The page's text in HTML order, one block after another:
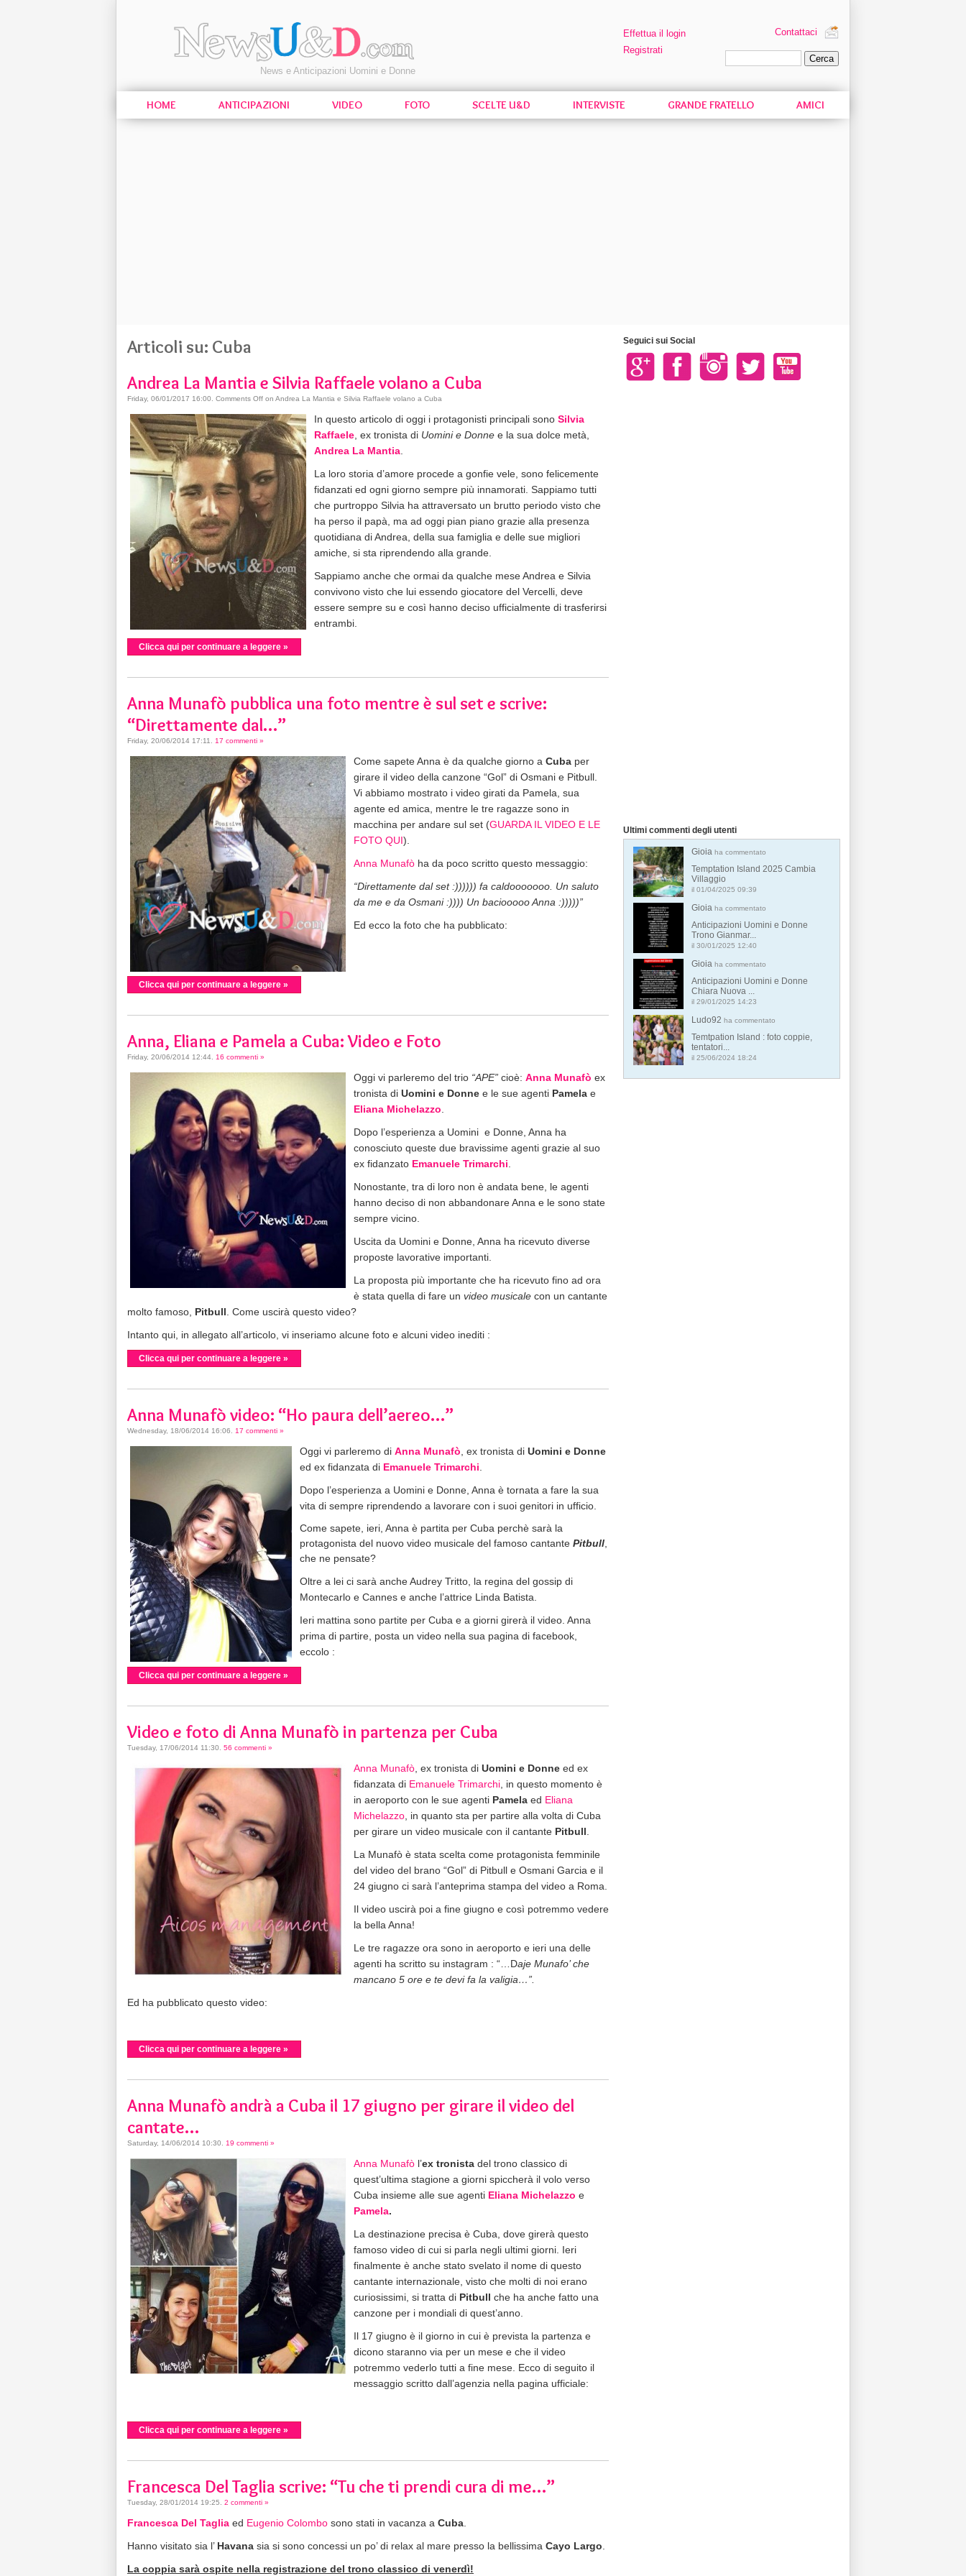
News e Anticipazioni Uomini e Donne
Effettua il login
Registrati
Contattaci
HOME ANTICIPAZIONI VIDEO FOTO SCELTE U&D INTERVISTE GRANDE FRATELLO AMICI
Articoli su: Cuba
Andrea La Mantia e Silvia Raffaele volano a Cuba
Friday, 06/01/2017 16:00 Comments Off on Andrea La Mantia e Silvia Raffaele volano a Cuba
In questo articolo di oggi i protagonisti principali sono Silvia
Raffaele , ex tronista di Uomini e Donne e la sua dolce metà,
Andrea La Mantia
La loro storia d’amore procede a gonfie vele, sono felicemente
fidanzati ed ogni giorno sempre più innamorati. Sappiamo tutti
che purtroppo Silvia ha attraversato un brutto periodo visto che
ha perso il papà, ma ad oggi pian piano grazie alla presenza
quotidiana di Andrea, della sua famiglia e delle sue migliori
amiche, si sta riprendendo alla grande.
Sappiamo anche che ormai da qualche mese Andrea e Silvia
convivono visto che lui essendo giocatore del Vercelli, deve
essere sempre su e così hanno deciso ufficialmente di trasferirsi
entrambi.
Clicca qui per continuare a leggere »
Anna Munafò pubblica una foto mentre è sul set e scrive:
“Direttamente dal…”
Friday, 20/06/2014 17:11 17 commenti »
Come sapete Anna è da qualche giorno a Cuba per
girare il video della canzone “Gol” di Osmani e Pitbull.
Vi abbiamo mostrato i video girati da Pamela, sua
agente ed amica, mentre le tre ragazze sono in
macchina per andare sul set (GUARDA IL VIDEO E LE
FOTO QUI).
Anna Munafò ha da poco scritto questo messaggio:
“Direttamente dal set :)))))) fa caldooooooo. Un saluto
da me e da Osmani :)))) Un baciooooo Anna :)))))”
Ed ecco la foto che ha pubblicato:
Clicca qui per continuare a leggere »
Anna, Eliana e Pamela a Cuba: Video e Foto
Friday, 20/06/2014 12:44 16 commenti »
Oggi vi parleremo del trio “APE” cioè: Anna Munafò ex
tronista di Uomini e Donne e le sue agenti Pamela e
Eliana Michelazzo
Dopo l’esperienza a Uomini e Donne, Anna ha
conosciuto queste due bravissime agenti grazie al suo
ex fidanzato Emanuele Trimarchi
Nonostante, tra di loro non è andata bene, le agenti
hanno deciso di non abbandonare Anna e le sono state
sempre vicino.
Uscita da Uomini e Donne, Anna ha ricevuto diverse
proposte lavorative importanti.
La proposta più importante che ha ricevuto fino ad ora
è stata quella di fare un video musicale con un cantante
molto famoso, Pitbull . Come uscirà questo video?
Intanto qui, in allegato all’articolo, vi inseriamo alcune foto e alcuni video inediti :
Clicca qui per continuare a leggere »
Anna Munafò video: “Ho paura dell’aereo…”
Wednesday, 18/06/2014 16:06 17 commenti »
Oggi vi parleremo di Anna Munafò , ex tronista di Uomini e Donne
ed ex fidanzata di Emanuele Trimarchi
Dopo l’esperienza a Uomini e Donne, Anna è tornata a fare la sua
vita di sempre riprendendo a lavorare con i suoi genitori in ufficio.
Come sapete, ieri, Anna è partita per Cuba perchè sarà la
protagonista del nuovo video musicale del famoso cantante Pitbull
che ne pensate?
Oltre a lei ci sarà anche Audrey Tritto, la regina del gossip di
Montecarlo e Cannes e anche l’attrice Linda Batista.
Ieri mattina sono partite per Cuba e a giorni girerà il video. Anna
prima di partire, posta un video nella sua pagina di facebook,
eccolo :
Clicca qui per continuare a leggere »
Video e foto di Anna Munafò in partenza per Cuba
Tuesday, 17/06/2014 11:30 56 commenti »
Anna Munafò , ex tronista di Uomini e Donne ed ex
fidanzata di Emanuele Trimarchi , in questo momento è
in aeroporto con le sue agenti Pamela ed Eliana
Michelazzo , in quanto sta per partire alla volta di Cuba
per girare un video musicale con il cantante Pitbull
La Munafò è stata scelta come protagonista femminile
del video del brano “Gol” di Pitbull e Osmani Garcia e il
24 giugno ci sarà l’anteprima stampa del video a Roma.
Il video uscirà poi a fine giugno e così potremmo vedere
la bella Anna!
Le tre ragazze ora sono in aeroporto e ieri una delle
agenti ha scritto su instagram : “…Daje Munafo’ che
mancano 5 ore e te devi fa la valigia…”.
Ed ha pubblicato questo video:
Clicca qui per continuare a leggere »
Anna Munafò andrà a Cuba il 17 giugno per girare il video del
cantate…
Saturday, 14/06/2014 10:30 19 commenti »
Anna Munafò l’ex tronista del trono classico di
quest’ultima stagione a giorni spiccherà il volo verso
Cuba insieme alle sue agenti Eliana Michelazzo e
Pamela.
La destinazione precisa è Cuba, dove girerà questo
famoso video di cui si parla negli ultimi giorni. Ieri
finalmente è anche stato svelato il nome di questo
cantante internazionale, visto che molti di noi erano
curiosissimi, si tratta di Pitbull che ha anche fatto una
canzone per i mondiali di quest’anno.
Il 17 giugno è il giorno in cui è prevista la partenza e
dicono staranno via per un mese e che il video
potremmo vederlo tutti a fine mese. Ecco di seguito il
messaggio scritto dall’agenzia nella pagina ufficiale:
Clicca qui per continuare a leggere »
Francesca Del Taglia scrive: “Tu che ti prendi cura di me…”
Tuesday, 28/01/2014 19:25 2 commenti »
Francesca Del Taglia ed Eugenio Colombo sono stati in vacanza a Cuba
Hanno visitato sia l’ Havana sia si sono concessi un po’ di relax al mare presso la bellissima Cayo Largo
La coppia sarà ospite nella registrazione del trono classico di venerdì!
Seguici sui Social
Ultimi commenti degli utenti
Gioia ha commentato
Temptation Island 2025 Cambia
Villaggio
il 01/04/2025 09:39
Gioia ha commentato
Anticipazioni Uomini e Donne
Trono Gianmar...
il 30/01/2025 12:40
Gioia ha commentato
Anticipazioni Uomini e Donne
Chiara Nuova ...
il 29/01/2025 14:23
Ludo92 ha commentato
Temtpation Island : foto coppie,
tentatori...
il 25/06/2024 18:24